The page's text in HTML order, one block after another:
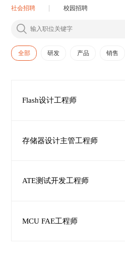
社会招聘 校园招聘
全部 研发 产品 销售
Flash设计工程师
存储器设计主管工程师
ATE测试开发工程师
MCU FAE工程师